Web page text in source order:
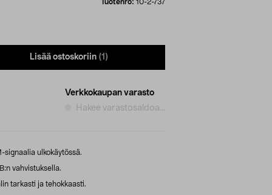
Tuotenro: 10-2-737
Lisää ostoskoriin (1)
Verkkokaupan varasto
Hakee varastosaldoa...
signaalia ulkokäytössä.
vahvistuksella.
tarkasti ja tehokkaasti.